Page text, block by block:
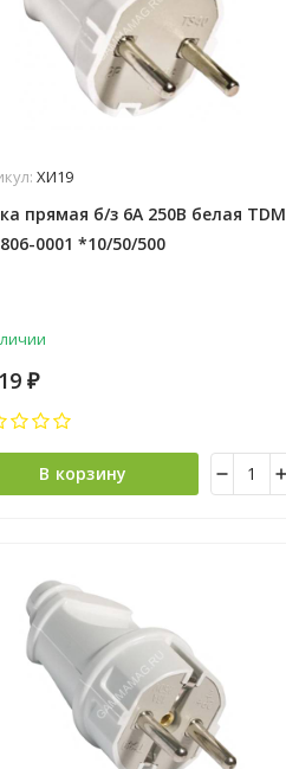
ХИ19
прямая б/з 6А 250В белая TDM
0001 *10/50/500
₽
В корзину